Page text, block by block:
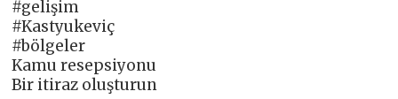
#gelişim
#Kastyukeviç
#bölgeler
Kamu resepsiyonu
Bir itiraz oluşturun